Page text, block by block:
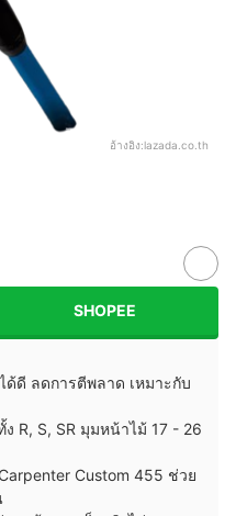
อ้างอิง:lazada.co.th
SHOPEE
ดี ลดการตีพลาด เหมาะกับ
R, S, SR มุมหน้าไม้ 17 - 26
Custom 455 ช่วย